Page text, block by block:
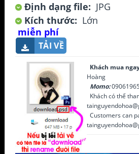
Định dạng file: JPG
Kích thước: Lớn
miễn phí
TẢI VỀ
Khách mua
Hoàng
Momo:
Khách có thể
Customers can